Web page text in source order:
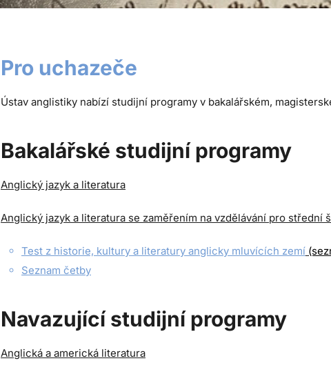
Pro uchazeče
Ústav anglistiky nabízí studijní programy v bakalářském,
Bakalářské studijní programy
Anglický jazyk a literatura
Anglický jazyk a literatura se zaměřením na vzdělávání pro střední
Test z historie, kultury a literatury anglicky mluvících zemí
Seznam četby
Navazující studijní programy
Anglická a americká literatura